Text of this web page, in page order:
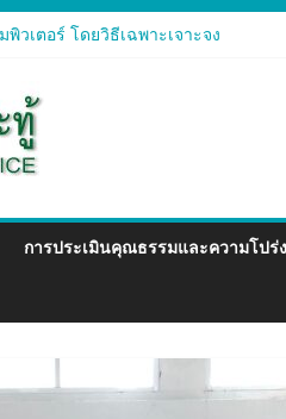
วเตอร์ โดยวิธีเฉพาะเจาะจง
านครัว โดยวิธีเฉพาะเจาะจง
าน โดยวิธีเฉพาะเจาะจง
การประเมินคุณธรรมและความโปร่